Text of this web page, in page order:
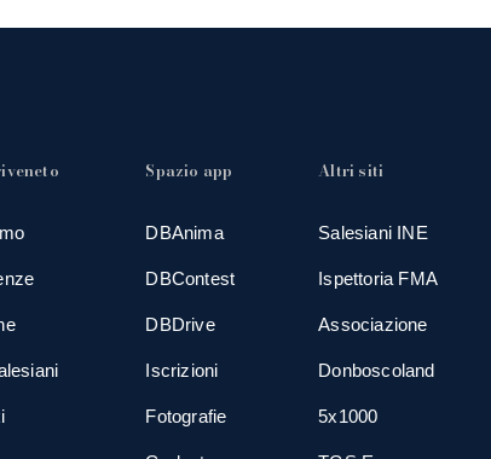
Spazio app
DBAnima
DBContest
DBDrive
Iscrizioni
Fotografie
Altri siti
Salesiani INE
Ispettoria FMA
Associazione
Donboscoland
5x1000